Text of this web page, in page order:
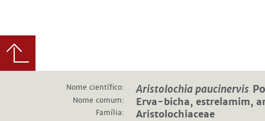
Nome científico: Aristolochia paucinervis
Nome comum: Erva-bicha, estrelamim,
Família: Aristolochiaceae